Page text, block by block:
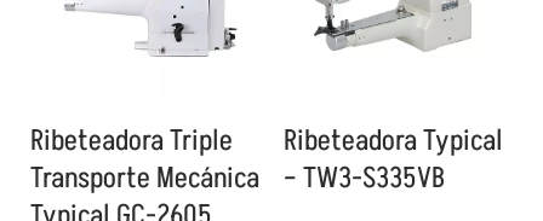
Ribeteadora Triple
Transporte Mecánica
Ribeteadora Typical
– TW3-S335VB